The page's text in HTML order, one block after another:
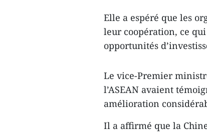
Elle a espéré que les
leur coopération, ce
opportunités
Le vice-Premier
l’ASEAN avaient
amélioration
Il a affirmé que la